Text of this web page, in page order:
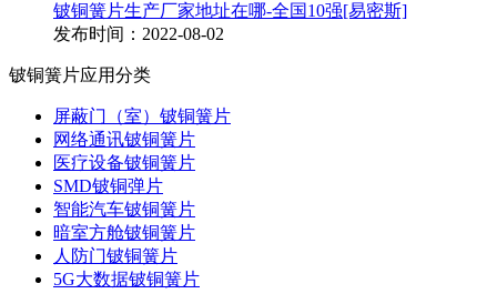
铍铜簧片生产厂家地址在哪-全国10强[易密斯]
发布时间：2022-08-02
铍铜簧片应用分类
屏蔽门（室）铍铜簧片
网络通讯铍铜簧片
医疗设备铍铜簧片
SMD铍铜弹片
智能汽车铍铜簧片
暗室方舱铍铜簧片
人防门铍铜簧片
5G大数据铍铜簧片